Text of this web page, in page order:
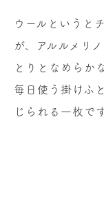
ウールというと
が、アルルメリ
とりとなめらか
毎日使う掛けふ
じられる一枚です